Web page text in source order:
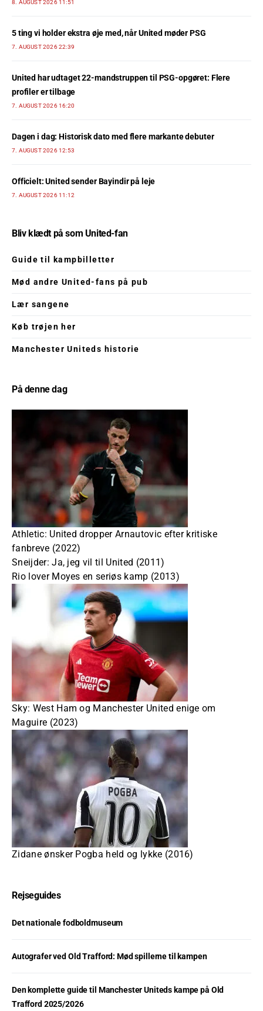
8. AUGUST 2026 11:51
5 ting vi holder ekstra øje med, når United møder PSG
7. AUGUST 2026 22:39
United har udtaget 22-mandstruppen til PSG-opgøret: Flere
profiler er tilbage
7. AUGUST 2026 16:20
Dagen i dag: Historisk dato med flere markante debuter
7. AUGUST 2026 12:53
Officielt: United sender Bayindir på leje
7. AUGUST 2026 11:12
Bliv klædt på som United-fan
Guide til kampbilletter
Mød andre United-fans på pub
Lær sangene
Køb trøjen her
Manchester Uniteds historie
På denne dag
Athletic: United dropper Arnautovic efter kritiske
fanbreve (2022)
Sneijder: Ja, jeg vil til United (2011)
Rio lover Moyes en seriøs kamp (2013)
Sky: West Ham og Manchester United enige om
Maguire (2023)
Zidane ønsker Pogba held og lykke (2016)
Rejseguides
Det nationale fodboldmuseum
Autografer ved Old Trafford: Mød spillerne til kampen
Den komplette guide til Manchester Uniteds kampe på Old
Trafford 2025/2026